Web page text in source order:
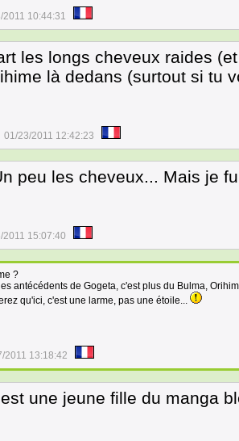
2011 10:44:31
les longs cheveux raides
là dedans (surtout si tu
01/23/2011 12:42:23
peu les cheveux... Mais je
2011 15:07:40
?
antécédents de Gogeta, c'est plus du Bulma,
qu'ici, c'est une larme, pas une étoile...
2011 13:18:42
une jeune fille du manga